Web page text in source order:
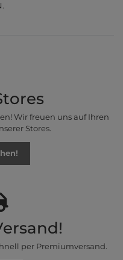
Wir freuen uns auf Ihren
Stores.
per Premiumversand.